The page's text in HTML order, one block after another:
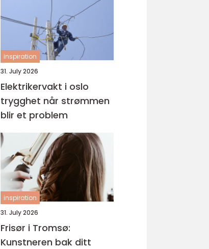
inspiration
31. July 2026
Elektrikervakt i oslo
trygghet når strømmen
blir et problem
inspiration
31. July 2026
Frisør i Tromsø:
Kunstneren bak ditt